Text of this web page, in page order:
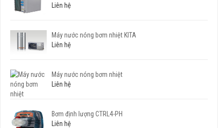
Liên hệ
Máy nước nóng bơm nhiệt KITA
Liên hệ
Máy nước nóng bơm nhiệt
Liên hệ
Bơm định lượng CTRL4-PH
Liên hệ